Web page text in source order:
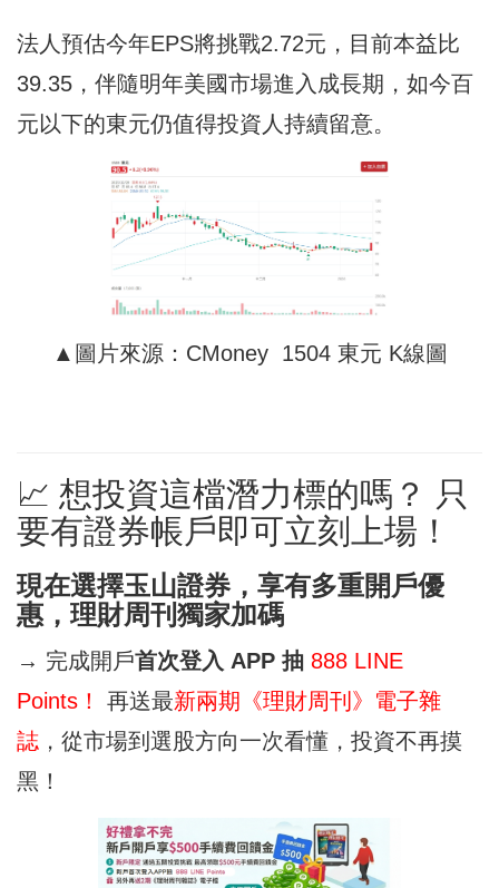
法人預估今年EPS將挑戰2.72元，目前本益比
39.35，伴隨明年美國市場進入成長期，如今百
元以下的東元仍值得投資人持續留意。
▲圖片來源：CMoney 1504 東元 K線圖
📈 想投資這檔潛力標的嗎？ 只
要有證券帳戶即可立刻上場！
現在選擇玉山證券，享有多重開戶優
惠，理財周刊獨家加碼
→ 完成開戶首次登入 APP 抽 888 LINE
Points！
再送最新兩期《理財周刊》電子雜
誌 ，從市場到選股方向一次看懂，投資不再摸
黑！